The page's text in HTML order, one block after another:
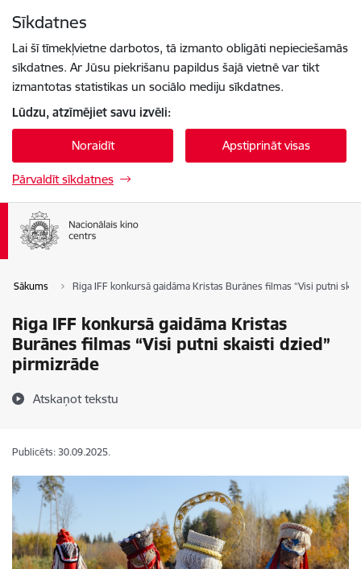
Sīkdatnes
Lai šī tīmekļvietne darbotos, tā izmanto obligāti nepieciešamās
sīkdatnes. Ar Jūsu piekrišanu papildus šajā vietnē var tikt
izmantotas statistikas un sociālo mediju sīkdatnes.
Lūdzu, atzīmējiet savu izvēli:
Noraidīt Apstiprināt visas
Pārvaldīt sīkdatnes
Sākums Riga IFF konkursā gaidāma Kristas Burānes filmas “Visi putni
Riga IFF konkursā gaidāma Kristas
Burānes filmas “Visi putni skaisti dzied”
pirmizrāde
Atskaņot tekstu
Publicēts: 30.09.2025.